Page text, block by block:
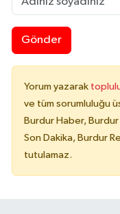
Gönder
Yorum yazarak
ve tüm sorumluluğu
Burdur Haber,
Son Dakika, Burdur
tutulamaz.